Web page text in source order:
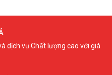
dịch vụ Chất lượng cao với giá